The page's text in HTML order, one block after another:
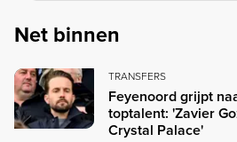
Net binnen
TRANSFERS
Feyenoord grijpt
toptalent: 'Zavier
Crystal Palace'